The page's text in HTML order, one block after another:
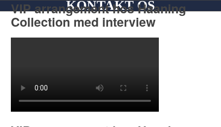
KONTAKT OS
VIP arrangement hos Haaning
Collection med interview